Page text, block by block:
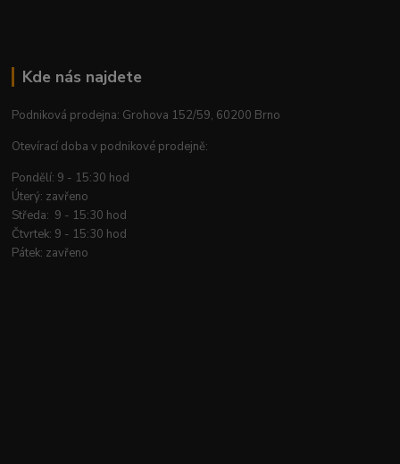
Kde nás najdete
Podniková prodejna: Grohova 152/59, 60200 Brno
Otevírací doba v podnikové prodejně:
Pondělí: 9 - 15:30 hod
Úterý: zavřeno
Středa: 9 - 15:30 hod
Čtvrtek: 9 - 15:30 hod
Pátek: zavřeno